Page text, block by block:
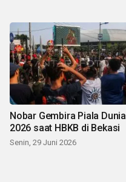
Nobar Gembira Piala Dunia
2026 saat HBKB di Bekasi
Senin, 29 Juni 2026